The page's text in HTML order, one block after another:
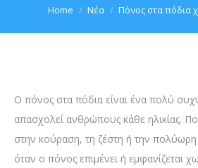
You are here:
Home Νέα Πόνος στα πόδια
Ο πόνος στα πόδια είναι ένα πολύ
απασχολεί ανθρώπους κάθε ηλικίας.
στην κούραση, τη ζέστη ή την
όταν ο πόνος επιμένει ή εμφανίζεται